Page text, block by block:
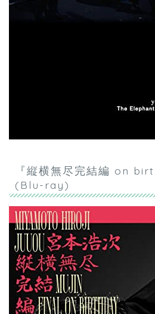
『縦横無尽完結編 on
(Blu-ray)